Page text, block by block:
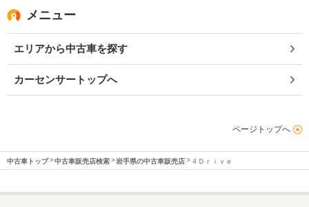
メニュー
エリアから中古車を探す
カーセンサートップへ
ページトップへ
中古車トップ 中古車販売店検索 岩手県の中古車販売店 ４Ｄｒｉｖｅ